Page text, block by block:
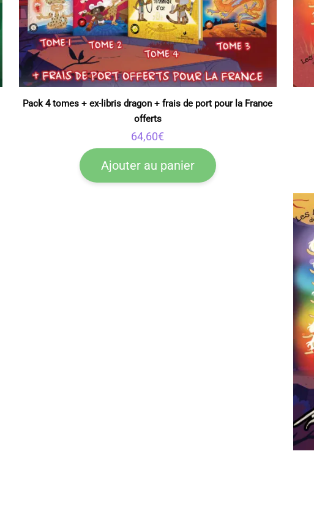
Pack 4 tomes + ex-libris dragon + frais de port pour la France
offerts
64,60€
Ajouter au panier